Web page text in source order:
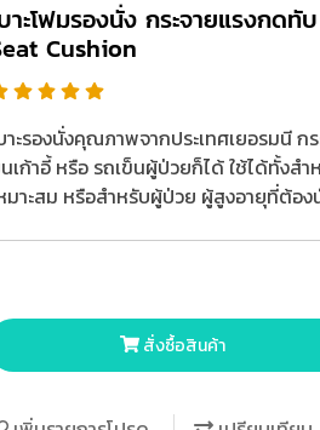
าะโฟมรองนั่ง กระจายแรงกด
Cushion
าะรองนั่งคุณภาพจากประเทศเยอรมนี
เก้าอี้ หรือ รถเข็นผู้ป่วยก็ได้ ใช้ได้ทั้งส
มาะสม หรือสำหรับผู้ป่วย ผู้สูงอายุที่ต้อ
สั่งซื้อสินค้า